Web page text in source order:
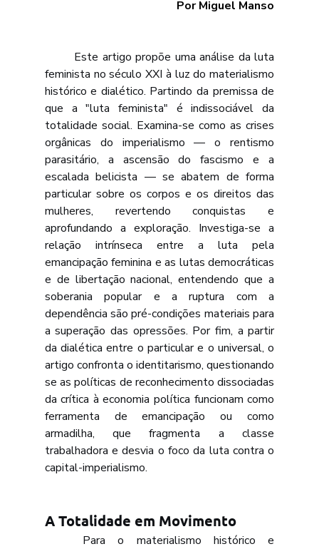
Por Miguel Manso
feminista no século XXI à luz do materialismo
histórico e dialético. Partindo da premissa de
que a "luta feminista" é indissociável da
totalidade social. Examina-se como as crises
orgânicas do imperialismo — o rentismo
parasitário, a ascensão do fascismo e a
escalada belicista — se abatem de forma
particular sobre os corpos e os direitos das
mulheres, revertendo conquistas e
aprofundando a exploração. Investiga-se a
relação intrínseca entre a luta pela
emancipação feminina e as lutas democráticas
e de libertação nacional, entendendo que a
soberania popular e a ruptura com a
dependência são pré-condições materiais para
a superação das opressões. Por fim, a partir
da dialética entre o particular e o universal, o
artigo confronta o identitarismo, questionando
se as políticas de reconhecimento dissociadas
da crítica à economia política funcionam como
ferramenta de emancipação ou como
armadilha, que fragmenta a classe
trabalhadora e desvia o foco da luta contra o
capital-imperialismo.
A Totalidade em Movimento